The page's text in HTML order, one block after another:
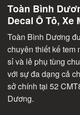
Toàn Bình
Decal Ô Tô, Xe
Toàn Bình Dương
chuyên thiết kế tem
sỉ và lẻ phụ tùng
với sự đa dạng cả
sở chính tại 52
Dương.